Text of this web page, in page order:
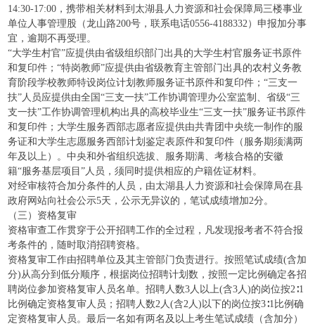
14:30-17:00，携带相关材料到太湖县人力资源和社会保障局三楼事业
单位人事管理股（龙山路200号，联系电话0556-4188332）申报加分事
宜，逾期不再受理。
“大学生村官”应提供由省级组织部门出具的大学生村官服务证书原件
和复印件；“特岗教师”应提供由省级教育主管部门出具的农村义务教
育阶段学校教师特设岗位计划教师服务证书原件和复印件；“三支一
扶”人员应提供由全国“三支一扶”工作协调管理办公室监制、省级“三
支一扶”工作协调管理机构出具的高校毕业生“三支一扶”服务证书原件
和复印件；大学生服务西部志愿者应提供由共青团中央统一制作的服
务证和大学生志愿服务西部计划鉴定表原件和复印件（服务期须满两
年及以上）。中央和外省组织选拔、服务期满、考核合格的安徽
籍“服务基层项目”人员，须同时提供相应的户籍佐证材料。
对经审核符合加分条件的人员，由太湖县人力资源和社会保障局在县
政府网站向社会公示5天，公示无异议的，笔试成绩增加2分。
（三）资格复审
资格审查工作贯穿于公开招聘工作的全过程，凡发现报考者不符合报
考条件的，随时取消招聘资格。
资格复审工作由招聘单位及其主管部门负责进行。按照笔试成绩(含加
分)从高分到低分顺序，根据岗位招聘计划数，按照一定比例确定各招
聘岗位参加资格复审人员名单。招聘人数3人以上(含3人)的岗位按2∶1
比例确定资格复审人员；招聘人数2人(含2人)以下的岗位按3∶1比例确
定资格复审人员。最后一名如有两名及以上考生笔试成绩（含加分）